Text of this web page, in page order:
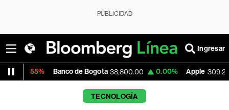
PUBLICIDAD
Ingresar
Banco de Bogota 38,800.00 0.00% Apple 309.25 +1.97%
TECNOLOGÍA